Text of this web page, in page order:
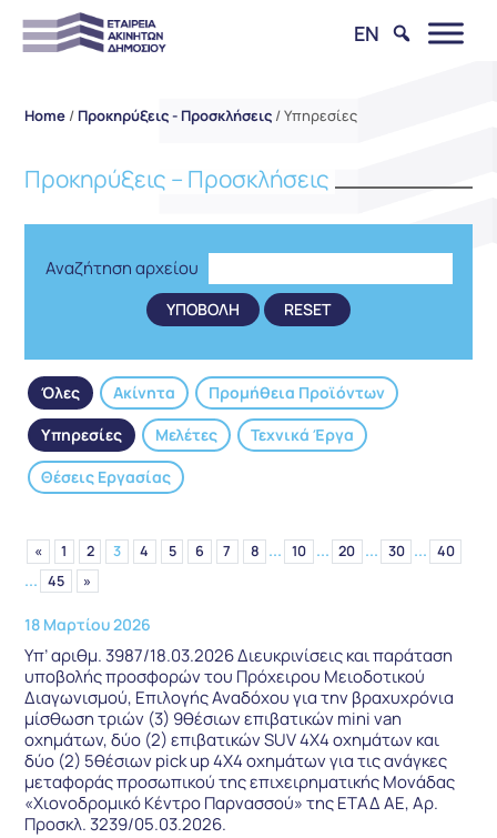
EN
Home / Προκηρύξεις - Προσκλήσεις /Υπηρεσίες
Προκηρύξεις – Προσκλήσεις
Αναζήτηση αρχείου
Όλες Ακίνητα
Προμήθεια Προϊόντων
Υπηρεσίες
Μελέτες
Τεχνικά Έργα
Θέσεις Εργασίας
« 1 2 3 4 5 6 7 8 ... 10 ... 20 ... 30 ... 40
... 45 »
18 Μαρτίου 2026
Υπ’ αριθμ. 3987/18.03.2026 Διευκρινίσεις και παράταση
υποβολής προσφορών του Πρόχειρου Μειοδοτικού
Διαγωνισμού, Επιλογής Αναδόχου για την βραχυχρόνια
μίσθωση τριών (3) 9θέσιων επιβατικών mini van
οχημάτων, δύο (2) επιβατικών SUV 4X4 οχημάτων και
δύο (2) 5θέσιων pick up 4X4 οχημάτων για τις ανάγκες
μεταφοράς προσωπικού της επιχειρηματικής Μονάδας
«Χιονοδρομικό Κέντρο Παρνασσού» της ΕΤΑΔ ΑΕ, Αρ.
Προσκλ. 3239/05.03.2026.